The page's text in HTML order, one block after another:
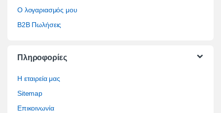
Ο λογαριασμός μου
B2B Πωλήσεις
Πληροφορίες
Η εταιρεία μας
Sitemap
Επικοινωνία